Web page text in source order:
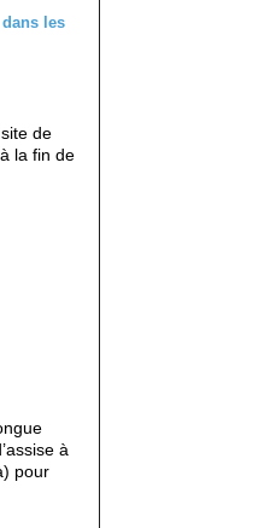
de
la fin de
à
pour